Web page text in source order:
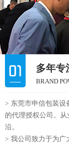
多年专
BRAND
> 东莞市申信包装设
的代理授权公司。
沿。
> 我公司致力于为广